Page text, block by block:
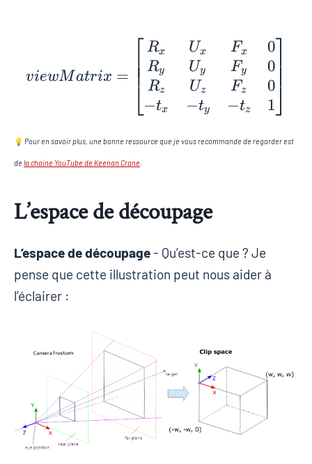
viewMatrix =
viewMatrix =
⎣
⎢⎢⎢⎡ Rx
Ry
Rz
−tx
Ux
Uy
Uz
−ty
Fx
Fy
Fz
−tz
0
0
0
1⎦⎥⎥⎥
⎤
💡 Pour en savoir plus, une bonne ressource que je vous recommande de regarder est
de la chaine YouTube de Keenan Crane
L’espace de découpage
L’espace de découpage- Qu’est-ce que ? Je
pense que cette illustration peut nous aider à
l’éclairer :